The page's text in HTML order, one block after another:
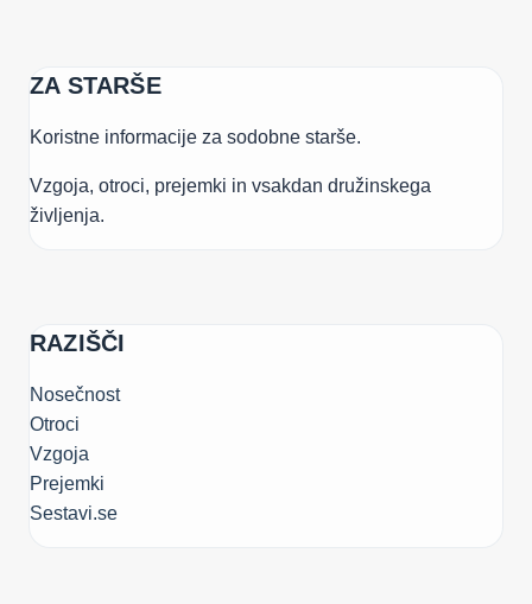
ZA STARŠE
Koristne informacije za sodobne starše.
Vzgoja, otroci, prejemki in vsakdan družinskega
življenja.
RAZIŠČI
Nosečnost
Otroci
Vzgoja
Prejemki
Sestavi.se